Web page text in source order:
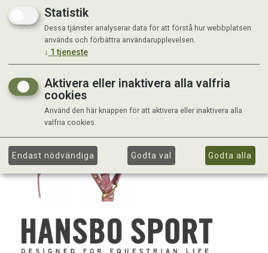
Statistik
Dessa tjänster analyserar data för att förstå hur webbplatsen
används och förbättra användarupplevelsen.
↓ 1 tjeneste
Aktivera eller inaktivera alla valfria
cookies
Använd den här knappen för att aktivera eller inaktivera alla
valfria cookies.
Endast nödvändiga Godta val Godta alla